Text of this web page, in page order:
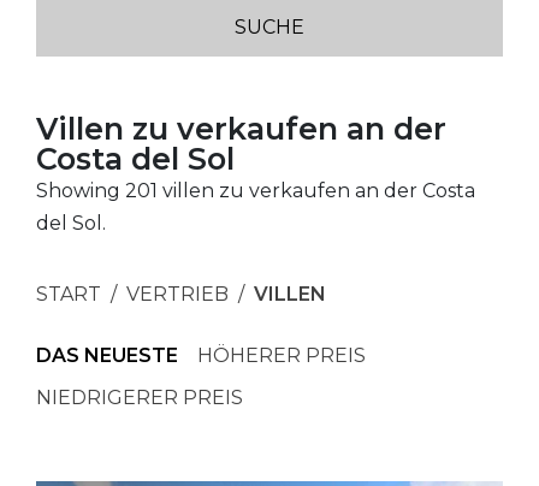
Villen zu verkaufen an der
Costa del Sol
Showing 201 villen zu verkaufen an der Costa
del Sol.
START VERTRIEB VILLEN
DAS NEUESTE
HÖHERER PREIS
NIEDRIGERER PREIS